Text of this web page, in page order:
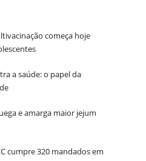
começa hoje
a saúde: o papel da
e amarga maior jejum
cumpre 320 mandados em